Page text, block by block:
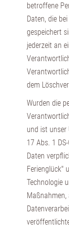
betroffene
Daten, die
gespeichert
jederzeit an
dem
Wurden die
und ist unser
17 Abs. 1
Daten
Ferienglück"
Technologie